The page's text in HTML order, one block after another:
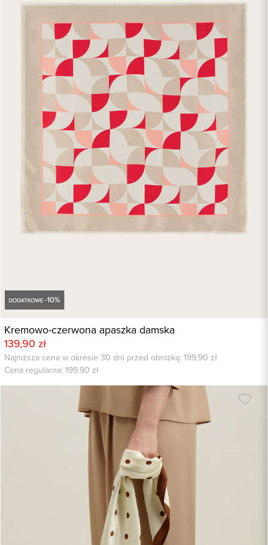
Kremowo-czerwona apaszka damska
139,90 zł
Najniższa cena w okresie 30 dni przed obniżką: 199,90 zł
Cena regularna: 199.90 zł